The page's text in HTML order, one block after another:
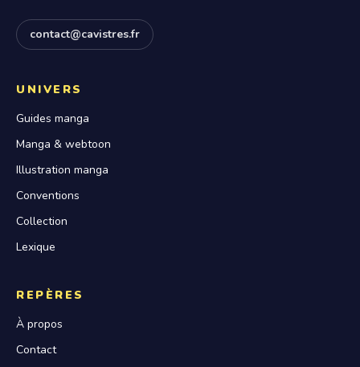
contact@cavistres.fr
UNIVERS
Guides manga
Manga & webtoon
Illustration manga
Conventions
Collection
Lexique
REPÈRES
À propos
Contact